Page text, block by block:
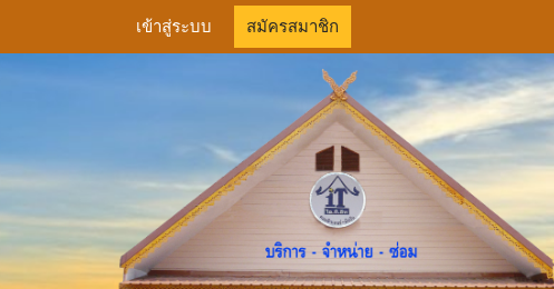
เข้าสู่ระบบ สมัครสมาชิก